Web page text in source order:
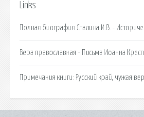
Links
Полная биография Сталина И.В. -
Вера православная - Письма Иоанна
Примечания книги: Русский край, чужая